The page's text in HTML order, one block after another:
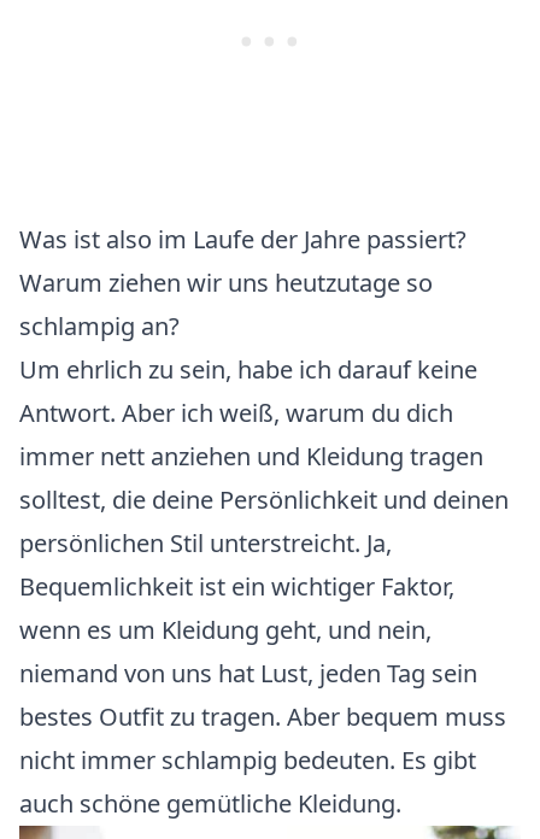
Was ist also im Laufe der Jahre passiert?
Warum ziehen wir uns heutzutage so
schlampig an?
Um ehrlich zu sein, habe ich darauf keine
Antwort. Aber ich weiß, warum du dich
immer nett anziehen und Kleidung tragen
solltest, die deine Persönlichkeit und deinen
persönlichen Stil unterstreicht. Ja,
Bequemlichkeit ist ein wichtiger Faktor,
wenn es um Kleidung geht, und nein,
niemand von uns hat Lust, jeden Tag sein
bestes Outfit zu tragen. Aber bequem muss
nicht immer schlampig bedeuten. Es gibt
auch schöne gemütliche Kleidung.